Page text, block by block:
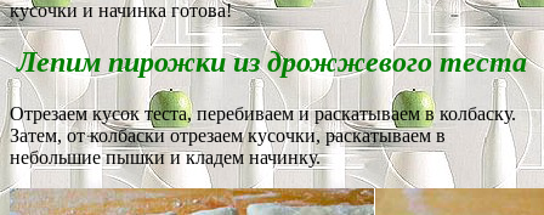
кусочки и начинка готова!
Лепим пирожки из дрожжевого теста
Отрезаем кусок теста, перебиваем и раскатываем в колбаску.
Затем, от колбаски отрезаем кусочки, раскатываем в
небольшие пышки и кладем начинку.